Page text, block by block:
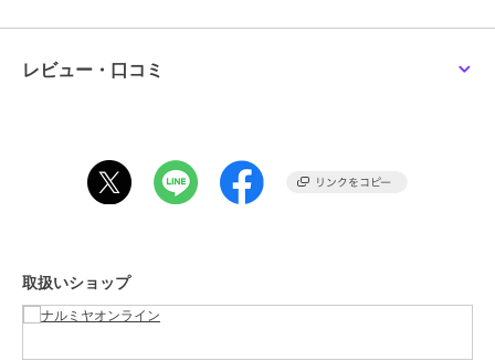
レビュー・口コミ
取扱いショップ